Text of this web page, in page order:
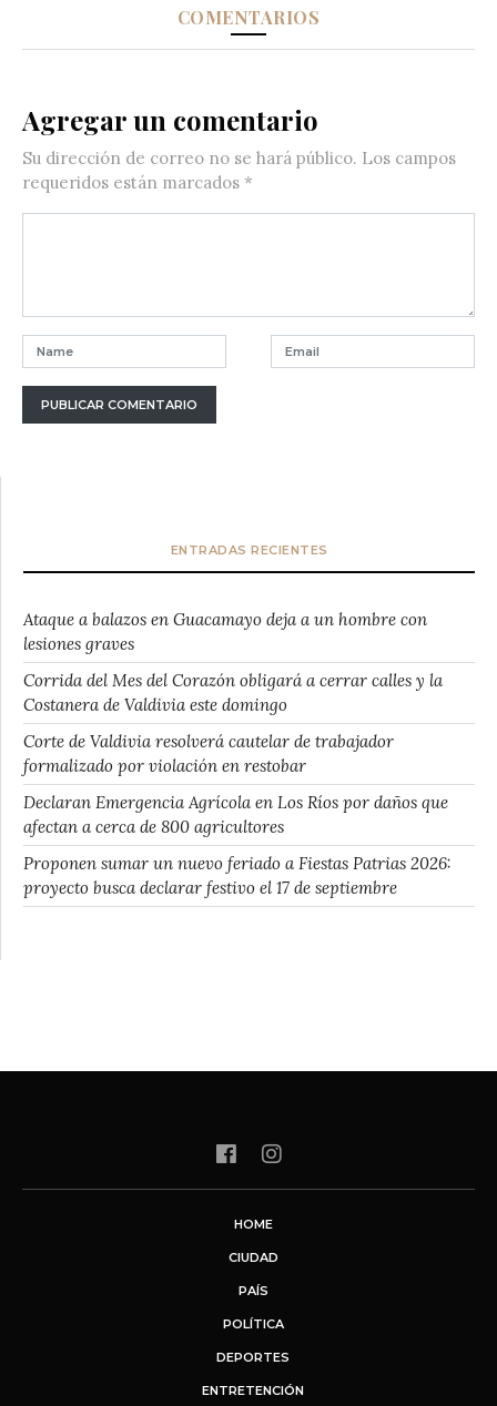
COMENTARIOS
Agregar un comentario
Su dirección de correo no se hará público. Los campos
requeridos están marcados *
ENTRADAS RECIENTES
Ataque a balazos en Guacamayo deja a un hombre con
lesiones graves
Corrida del Mes del Corazón obligará a cerrar calles y la
Costanera de Valdivia este domingo
Corte de Valdivia resolverá cautelar de trabajador
formalizado por violación en restobar
Declaran Emergencia Agrícola en Los Ríos por daños que
afectan a cerca de 800 agricultores
Proponen sumar un nuevo feriado a Fiestas Patrias 2026:
proyecto busca declarar festivo el 17 de septiembre
HOME
CIUDAD
PAÍS
POLÍTICA
DEPORTES
ENTRETENCIÓN